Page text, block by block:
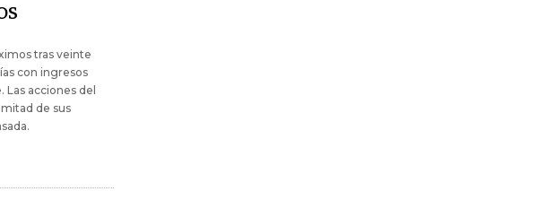
tras veinte
con ingresos
acciones del
de sus